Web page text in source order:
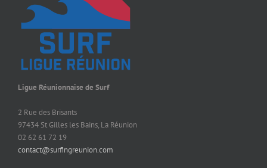
Ligue Réunionnaise de Surf
2 Rue des Brisants
97434 St Gilles les Bains, La Réunion
02 62 61 72 19
contact@surfingreunion.com